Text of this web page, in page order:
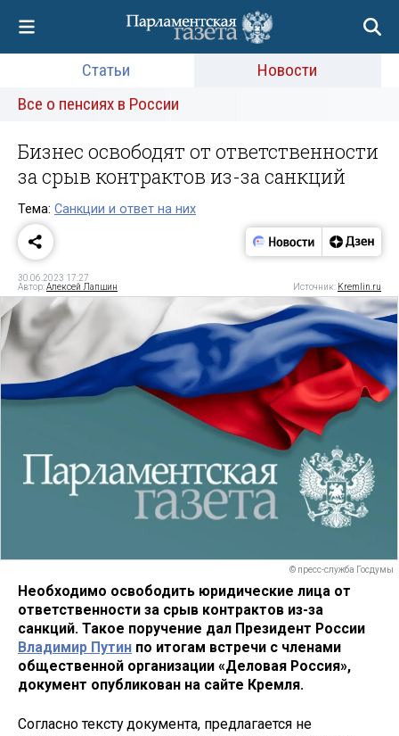
Статьи
Новости
Все о пенсиях в России
Бизнес освободят от ответственности
за срыв контрактов из-за санкций
Тема: Санкции и ответ на них
30.06.2023 17:27
Автор:Алексей Лапшин Источник: Kremlin.ru
© пресс-служба Госдумы
Необходимо освободить юридические лица от
ответственности за срыв контрактов из-за
санкций. Такое поручение дал Президент России
Владимир Путин по итогам встречи с членами
общественной организации «Деловая Россия»,
документ опубликован на сайте Кремля.
Согласно тексту документа, предлагается не